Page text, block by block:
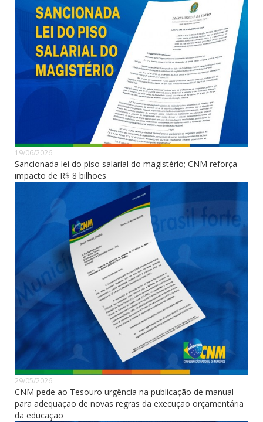
19/06/2026
Sancionada lei do piso salarial do magistério; CNM reforça
impacto de R$ 8 bilhões
29/05/2026
CNM pede ao Tesouro urgência na publicação de manual
para adequação de novas regras da execução orçamentária
da educação